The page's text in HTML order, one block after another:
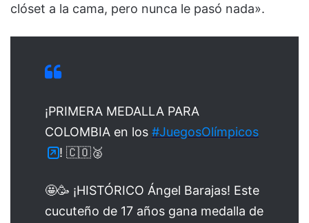
clóset a la cama, pero nunca le pasó nada».
¡PRIMERA MEDALLA PARA
COLOMBIA en los #JuegosOlímpicos
! 🇨🇴🥈
🤩🥳 ¡HISTÓRICO Ángel Barajas! Este
cucuteño de 17 años gana medalla de